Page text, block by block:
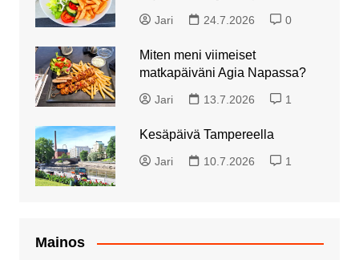
Jari 24.7.2026 0
Miten meni viimeiset
matkapäiväni Agia Napassa?
Jari 13.7.2026 1
Kesäpäivä Tampereella
Jari 10.7.2026 1
Mainos